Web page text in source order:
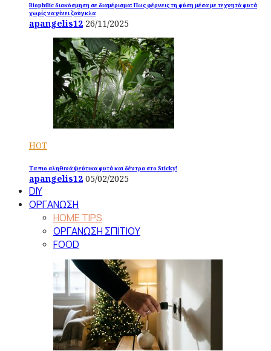
Biophilic διακόσμηση σε διαμέρισμα: Πως φέρνεις τη φύση μέσα με τεχνητά φυτά
χωρίς να γίνει ζούγκλα
apangelis12 26/11/2025
HOT
Τα πιο αληθινά ψεύτικα φυτά και δέντρα στο Sticky!
apangelis12 05/02/2025
DIY
ΟΡΓΑΝΩΣΗ
HOME TIPS
ΟΡΓΑΝΩΣΗ ΣΠΙΤΙΟΥ
FOOD